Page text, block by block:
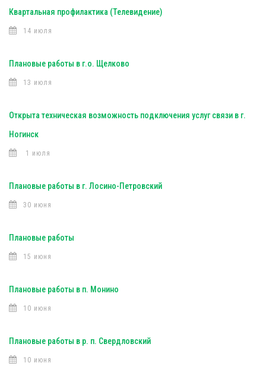
Квартальная профилактика (Телевидение)
14 июля
Плановые работы в г.о. Щелково
13 июля
Открыта техническая возможность подключения услуг связи в г.
Ногинск
1 июля
Плановые работы в г. Лосино-Петровский
30 июня
Плановые работы
15 июня
Плановые работы в п. Монино
10 июня
Плановые работы в р. п. Свердловский
10 июня